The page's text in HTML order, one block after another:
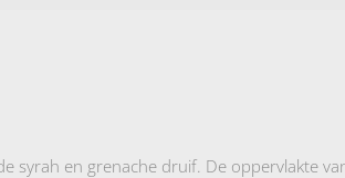
en grenache druif. De oppervlakte